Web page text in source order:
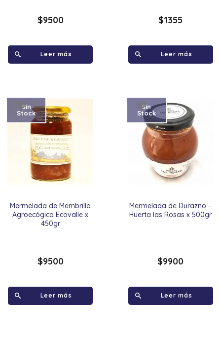
$9500
Leer más
$1355
Leer más
Mermelada de Membrillo
Agroecógica Ecovalle x
450gr
Sin
Stock
$9500
Leer más
Mermelada de Durazno –
Huerta las Rosas x 500gr
Sin
Stock
$9900
Leer más